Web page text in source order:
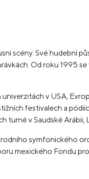
scény. Své hudební
Od roku 1995
v USA,
festivalech a
turné v Saudské Arábii,
symfonického
mexického Fondu